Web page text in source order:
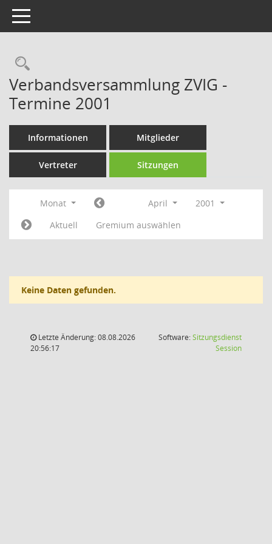
Toggle navigation
Rechercheauswahl
Verbandsversammlung ZVIG -
Termine 2001
Informationen Mitglieder
Vertreter Sitzungen
Monat April
2001
Aktuell
Gremium auswählen
Keine Daten gefunden.
Letzte Änderung: 08.08.2026
20:56:17
Software:Sitzungsdienst
Session(Wird in